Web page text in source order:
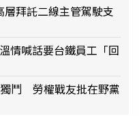
拜託二線主管駕駛支
情喊話要台鐵員工「回
鬥 勞權戰友批在野黨